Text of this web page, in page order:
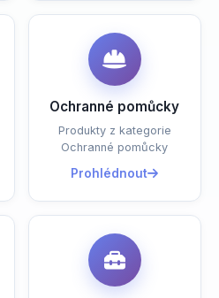
Ochranné pomůcky
Produkty z kategorie
Ochranné pomůcky
Prohlédnout